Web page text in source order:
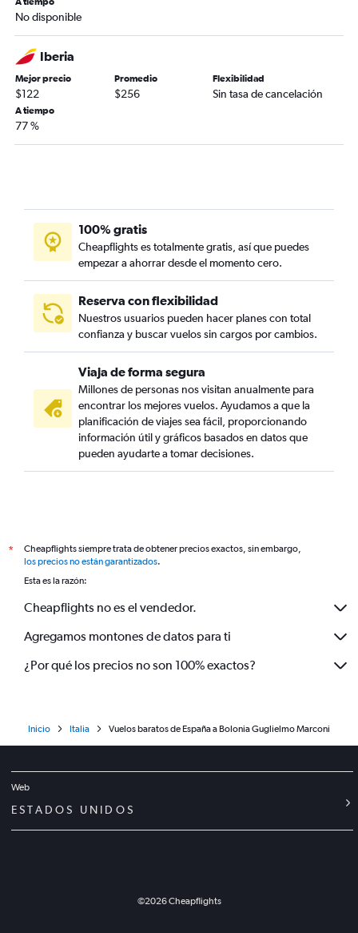
No disponible
Iberia
Mejor precio
$122
Promedio
$256
Flexibilidad
Sin tasa de cancelación
A tiempo
77 %
100% gratis
Cheapflights es totalmente gratis, así que puedes
empezar a ahorrar desde el momento cero.
Reserva con flexibilidad
Nuestros usuarios pueden hacer planes con total
confianza y buscar vuelos sin cargos por cambios.
Viaja de forma segura
Millones de personas nos visitan anualmente para
encontrar los mejores vuelos. Ayudamos a que la
planificación de viajes sea fácil, proporcionando
información útil y gráficos basados en datos que
pueden ayudarte a tomar decisiones.
*
Cheapflights siempre trata de obtener precios exactos, sin embargo,
los precios no están garantizados.
Esta es la razón:
Cheapflights no es el vendedor.
Agregamos montones de datos para ti
¿Por qué los precios no son 100% exactos?
Inicio Italia Vuelos baratos de España a Bolonia Guglielmo Marconi
Web
ESTADOS UNIDOS
©2026Cheapflights